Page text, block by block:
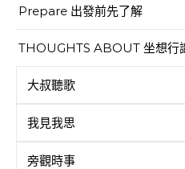
Prepare 出發前先了解
THOUGHTS ABOUT 坐想行
大叔聽歌
我見我思
旁觀時事